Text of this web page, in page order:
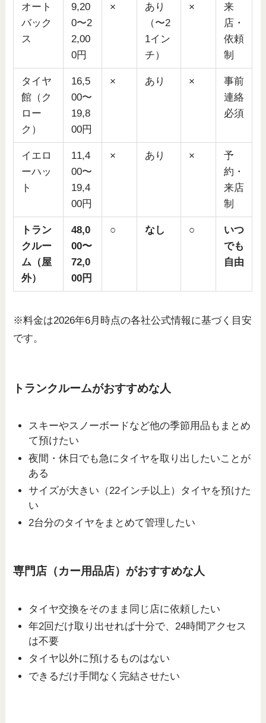
オート
バック
ス
9,20
0〜2
2,00
0円
×
あり
（〜2
1イン
チ）
×
来
店・
依頼
制
タイヤ
館（ク
ロー
ク）
16,5
00〜
19,8
00円
× あり ×
事前
連絡
必須
イエロ
ーハッ
ト
11,4
00〜
19,4
00円
× あり ×
予
約・
来店
制
トラン
クルー
ム（屋
外）
48,0
00〜
72,0
00円
○ なし ○
いつ
でも
自由
※料金は2026年6月時点の各社公式情報に基づく目安
です。
トランクルームがおすすめな人
スキーやスノーボードなど他の季節用品もまとめ
て預けたい
夜間・休日でも急にタイヤを取り出したいことが
ある
サイズが大きい（22インチ以上）タイヤを預けた
い
2台分のタイヤをまとめて管理したい
専門店（カー用品店）がおすすめな人
タイヤ交換をそのまま同じ店に依頼したい
年2回だけ取り出せれば十分で、24時間アクセス
は不要
タイヤ以外に預けるものはない
できるだけ手間なく完結させたい